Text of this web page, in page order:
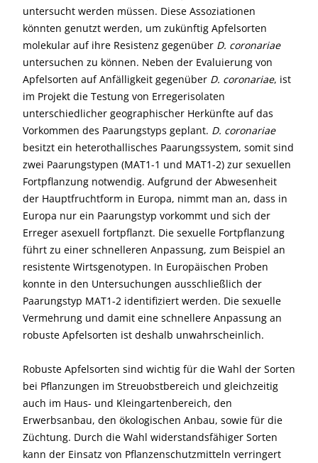
untersucht werden müssen. Diese Assoziationen
könnten genutzt werden, um zukünftig Apfelsorten
molekular auf ihre Resistenz gegenüber D. coronariae
untersuchen zu können. Neben der Evaluierung von
Apfelsorten auf Anfälligkeit gegenüber D. coronariae, ist
im Projekt die Testung von Erregerisolaten
unterschiedlicher geographischer Herkünfte auf das
Vorkommen des Paarungstyps geplant. D. coronariae
besitzt ein heterothallisches Paarungssystem, somit sind
zwei Paarungstypen (MAT1-1 und MAT1-2) zur sexuellen
Fortpflanzung notwendig. Aufgrund der Abwesenheit
der Hauptfruchtform in Europa, nimmt man an, dass in
Europa nur ein Paarungstyp vorkommt und sich der
Erreger asexuell fortpflanzt. Die sexuelle Fortpflanzung
führt zu einer schnelleren Anpassung, zum Beispiel an
resistente Wirtsgenotypen. In Europäischen Proben
konnte in den Untersuchungen ausschließlich der
Paarungstyp MAT1-2 identifiziert werden. Die sexuelle
Vermehrung und damit eine schnellere Anpassung an
robuste Apfelsorten ist deshalb unwahrscheinlich.
Robuste Apfelsorten sind wichtig für die Wahl der Sorten
bei Pflanzungen im Streuobstbereich und gleichzeitig
auch im Haus- und Kleingartenbereich, den
Erwerbsanbau, den ökologischen Anbau, sowie für die
Züchtung. Durch die Wahl widerstandsfähiger Sorten
kann der Einsatz von Pflanzenschutzmitteln verringert